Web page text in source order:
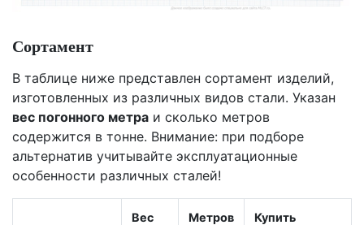
Сортамент
В таблице ниже представлен сортамент изделий,
изготовленных из различных видов стали. Указан
вес погонного метра и сколько метров
содержится в тонне. Внимание: при подборе
альтернатив учитывайте эксплуатационные
особенности различных сталей!
Вес
Метров
Купить